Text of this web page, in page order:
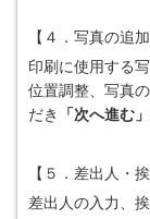
【４．写真の追
印刷に使用する
位置調整、写真
だき
「次へ進む」
【５．差出人・
差出人の入力、